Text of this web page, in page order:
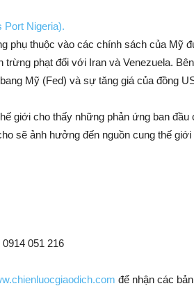
phụ thuộc vào các chính sách của Mỹ
trừng phạt đối với Iran và Venezuela.
Mỹ (Fed) và sự tăng giá của đồng
giới cho thấy những phản ứng ban
sẽ ảnh hưởng đến nguồn cung thế
0914 051 216
để nhận các